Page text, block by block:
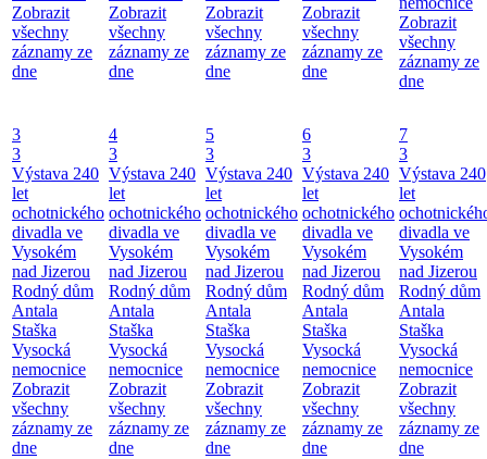
Zobrazit
všechny
záznamy ze
dne
Zobrazit
všechny
záznamy ze
dne
Zobrazit
všechny
záznamy ze
dne
Zobrazit
všechny
záznamy ze
dne
Zobrazit
všechny
záznamy ze
dne
3
3
Výstava 240
let
ochotnického
divadla ve
Vysokém
nad Jizerou
Rodný dům
Antala
Staška
Vysocká
nemocnice
Zobrazit
všechny
záznamy ze
dne
4
3
Výstava 240
let
ochotnického
divadla ve
Vysokém
nad Jizerou
Rodný dům
Antala
Staška
Vysocká
nemocnice
Zobrazit
všechny
záznamy ze
dne
5
3
Výstava 240
let
ochotnického
divadla ve
Vysokém
nad Jizerou
Rodný dům
Antala
Staška
Vysocká
nemocnice
Zobrazit
všechny
záznamy ze
dne
6
3
Výstava 240
let
ochotnického
divadla ve
Vysokém
nad Jizerou
Rodný dům
Antala
Staška
Vysocká
nemocnice
Zobrazit
všechny
záznamy ze
dne
7
3
Výstava 240
let
divadla ve
Vysokém
nad Jizerou
Rodný dům
Antala
Staška
Vysocká
nemocnice
Zobrazit
všechny
záznamy ze
dne